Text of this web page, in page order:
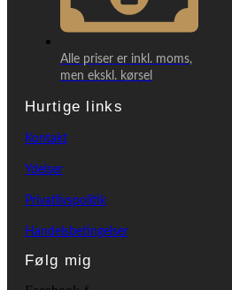
Alle priser er inkl. moms,
men ekskl. kørsel
Hurtige links
Kontakt
Ydelser
Privatlivspolitik
Handelsbetingelser
Følg mig